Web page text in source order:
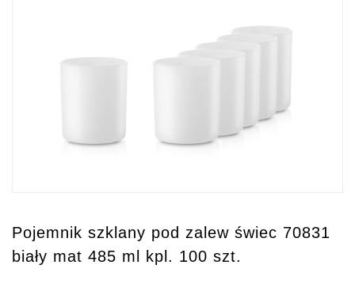
Pojemnik szklany pod zalew świec 70831
biały mat 485 ml kpl. 100 szt.